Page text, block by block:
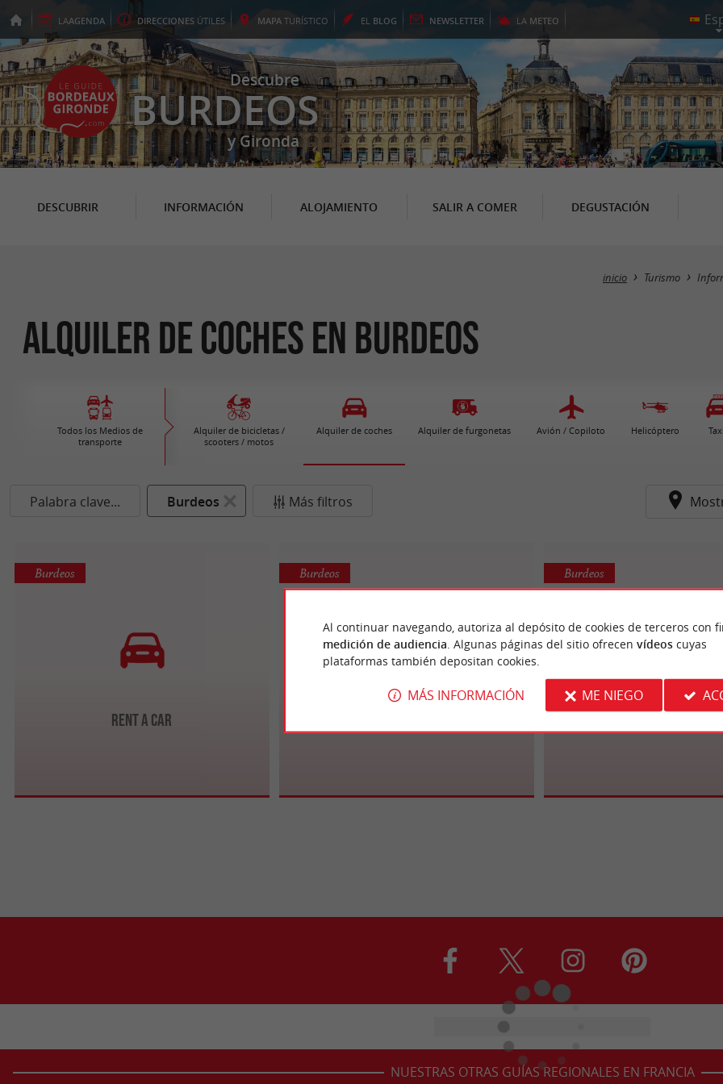
LAAGENDA DIRECCIONES ÚTILES MAPA TURÍSTICO EL BLOG NEWSLETTER LA METEO
Descubre
BURDEOS
y Gironda
DESCUBRIR INFORMACIÓN ALOJAMIENTO SALIR A COMER DEGUSTACIÓN
inicio Turismo
Alquiler de coches en Burdeos
Todos los Medios de
transporte
Alquiler de bicicletas /
scooters / motos
Alquiler de coches Alquiler de furgonetas Avión / Copiloto Helicóptero
Palabra clave... Burdeos Más filtros
Rent A Car
Burdeos Burdeos Burdeos
NUESTRAS OTRAS GUÍAS REGIONALES EN FRANCIA
Al continuar navegando, autoriza al depósito de cookies de terceros con
medición de audiencia . Algunas páginas del sitio ofrecen vídeoscuyas
plataformas también depositan cookies.
MÁS INFORMACIÓN ME NIEGO